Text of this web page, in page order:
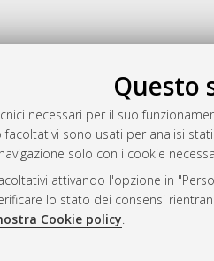
Questo
necessari per il suo
sono usati per analisi
solo con i cookie
attivando l'opzione in
lo stato dei consensi
Cookie policy.
AMS Laurea
Servizio implementato e
Impostazioni Cookie
Informativa sulla privacy
Condizioni d’uso del sito